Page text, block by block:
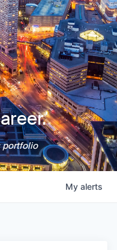
portfolio
My alerts